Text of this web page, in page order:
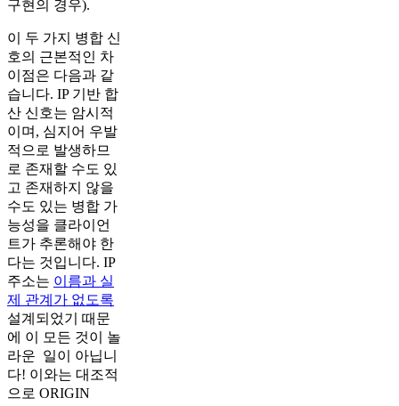
구현의 경우).
이 두 가지 병합 신
호의 근본적인 차
이점은 다음과 같
습니다. IP 기반 합
산 신호는 암시적
이며, 심지어 우발
적으로 발생하므
로 존재할 수도 있
고 존재하지 않을
수도 있는 병합 가
능성을 클라이언
트가 추론해야 한
다는 것입니다. IP
주소는 이름과 실
제 관계가 없도록
설계되었기 때문
에 이 모든 것이 놀
라운 일이 아닙니
다! 이와는 대조적
으로 ORIGIN